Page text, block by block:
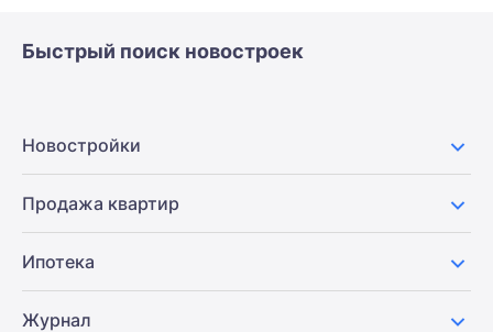
Быстрый поиск новостроек
Новостройки
Продажа квартир
Ипотека
Журнал